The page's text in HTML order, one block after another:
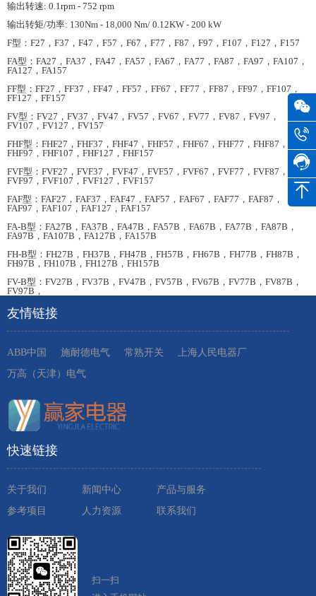
输出转速: 0.1rpm - 752 rpm
输出转矩/功率: 130Nm - 18,000 Nm/ 0.12KW - 200 kW
F型：F27，F37，F47，F57，F67，F77，F87，F97，F107，F127，F157
FA型：FA27，FA37，FA47，FA57，FA67，FA77，FA87，FA97，FA107，
FA127，FA157
FF型：FF27，FF37，FF47，FF57，FF67，FF77，FF87，FF97，FF107，
FF127，FF157
FV型：FV27，FV37，FV47，FV57，FV67，FV77，FV87，FV97，
FV107，FV127，FV157
FHF型：FHF27，FHF37，FHF47，FHF57，FHF67，FHF77，FHF87，
FHF97，FHF107，FHF127，FHF157
FVF型：FVF27，FVF37，FVF47，FVF57，FVF67，FVF77，FVF87，
FVF97，FVF107，FVF127，FVF157
FAF型：FAF27，FAF37，FAF47，FAF57，FAF67，FAF77，FAF87，
FAF97，FAF107，FAF127，FAF157
FA-B型：FA27B，FA37B，FA47B，FA57B，FA67B，FA77B，FA87B，
FA97B，FA107B，FA127B，FA157B
FH-B型：FH27B，FH37B，FH47B，FH57B，FH67B，FH77B，FH87B，
FH97B，FH107B，FH127B，FH157B
FV-B型：FV27B，FV37B，FV47B，FV57B，FV67B，FV77B，FV87B，
FV97B，
友情链接
ABB中国 施耐德电气 常熟开关
上海人民电器厂
万高（天津）电气
快速链接
关于我们 新闻中心
产品与服务
参考项目
人力资源 联系我们
扫一扫